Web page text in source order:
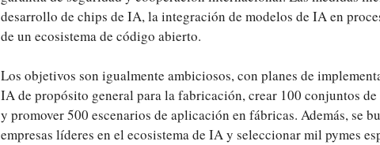
desarrollo de chips de IA, la integración de modelos de IA en
de un ecosistema de código abierto.
Los objetivos son igualmente ambiciosos, con planes de
IA de propósito general para la fabricación, crear 100 conjuntos
y promover 500 escenarios de aplicación en fábricas. Además, se
empresas líderes en el ecosistema de IA y seleccionar mil pymes